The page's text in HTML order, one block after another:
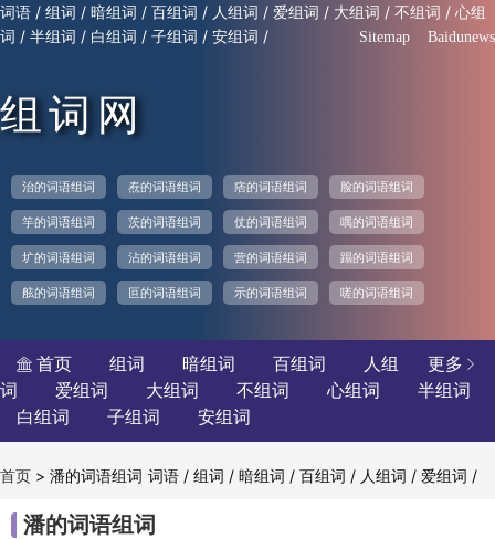
词语 / 组词 / 暗组词 / 百组词 / 人组词 / 爱组词 / 大组词 / 不组词 / 心组
词 / 半组词 / 白组词 / 子组词 / 安组词 / Sitemap Baidunews
组词网
治的词语组词 焘的词语组词 痞的词语组词 脸的词语组词
竽的词语组词 茨的词语组词 仗的词语组词 喁的词语组词
圹的词语组词 沾的词语组词 营的词语组词 蹋的词语组词
舷的词语组词 叵的词语组词 示的词语组词 嗟的词语组词
更多 
 首页 组词 暗组词 百组词
人组
词
爱组词 大组词 不组词 心组词
半组词
白组词
子组词 安组词
词语 /组词 /暗组词 /百组词 / 人组词 /爱组词 /
词
首页 > 潘的词语组词
潘的词语组词